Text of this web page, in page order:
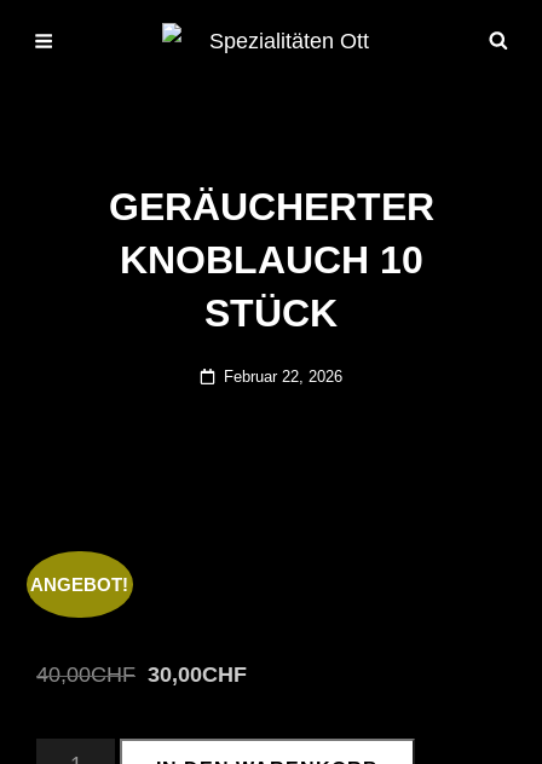
GERÄUCHERTER
KNOBLAUCH 10
STÜCK
Posted
Februar 22, 2026
ANGEBOT!
40,00CHF Ursprünglicher
war:
30,00CHF
ist: